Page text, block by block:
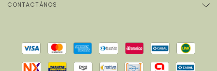
CONTACTÁNOS